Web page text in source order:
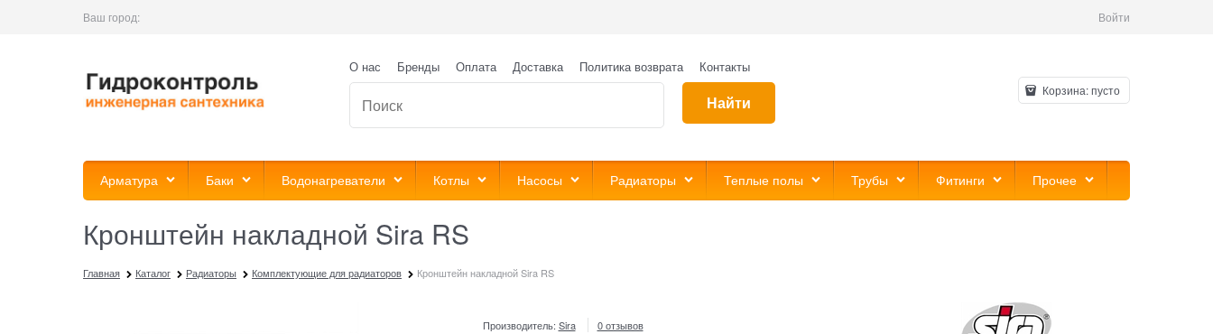
Ваш город: Войти
О нас Бренды Оплата Доставка Политика возврата Контакты
Найти
Корзина:пусто
Арматура Баки Водонагреватели Котлы Насосы Радиаторы Теплые полы Трубы Фитинги Прочее
Кронштейн накладной Sira RS
Главная Каталог Радиаторы Комплектующие для радиаторов Кронштейн накладной Sira RS
Производитель: Sira 0 отзывов